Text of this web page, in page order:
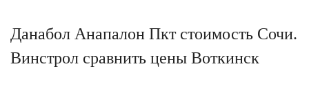
Данабол Анапалон Пкт стоимость Сочи.
Винстрол сравнить цены Воткинск